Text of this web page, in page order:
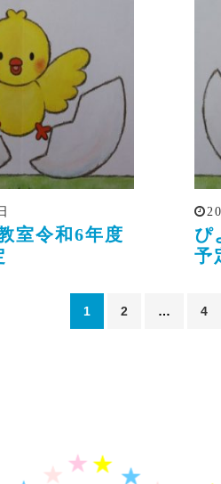
室令和6年度
ぴ
予
1 2 … 4